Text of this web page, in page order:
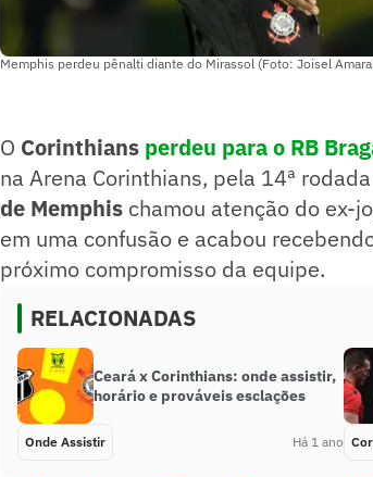
Memphis perdeu pênalti diante do Mirassol (Foto: Joisel
O Corinthians perdeu para o RB
na Arena Corinthians, pela 14ª
de Memphis chamou atenção do ex-
em uma confusão e acabou
próximo compromisso da equipe.
RELACIONADAS
Ceará x Corinthians: onde assistir,
horário e prováveis esclações
Onde Assistir Há 1 ano